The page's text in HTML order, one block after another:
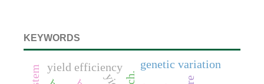
KEYWORDS
genetic variation
yield efficiency